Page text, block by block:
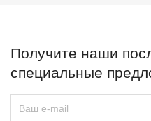
Получите наши
специальные